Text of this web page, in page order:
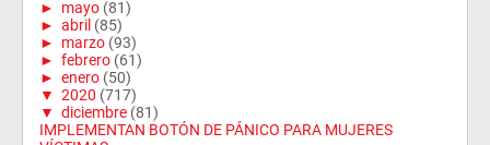
► mayo (81)
► abril (85)
► marzo (93)
► febrero (61)
► enero (50)
▼ 2020 (717)
▼ diciembre (81)
IMPLEMENTAN BOTÓN DE PÁNICO PARA MUJERES